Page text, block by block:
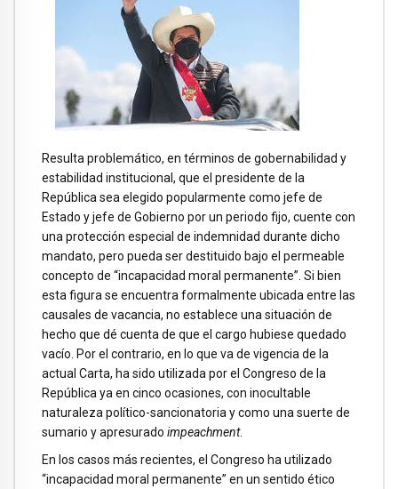
Resulta problemático, en términos de gobernabilidad y
estabilidad institucional, que el presidente de la
República sea elegido popularmente como jefe de
Estado y jefe de Gobierno por un periodo fijo, cuente con
una protección especial de indemnidad durante dicho
mandato, pero pueda ser destituido bajo el permeable
concepto de “incapacidad moral permanente”. Si bien
esta figura se encuentra formalmente ubicada entre las
causales de vacancia, no establece una situación de
hecho que dé cuenta de que el cargo hubiese quedado
vacío. Por el contrario, en lo que va de vigencia de la
actual Carta, ha sido utilizada por el Congreso de la
República ya en cinco ocasiones, con inocultable
naturaleza político-sancionatoria y como una suerte de
sumario y apresurado impeachment.
En los casos más recientes, el Congreso ha utilizado
“incapacidad moral permanente” en un sentido ético